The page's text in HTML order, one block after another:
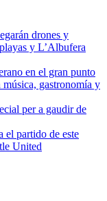
drones y
y L’Albufera
en el gran punto
gastronomía y
per a gaudir de
el partido de este
United